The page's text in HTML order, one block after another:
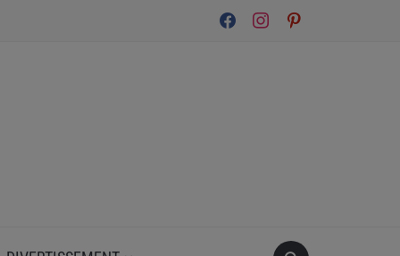
facebookinstagrampinterest